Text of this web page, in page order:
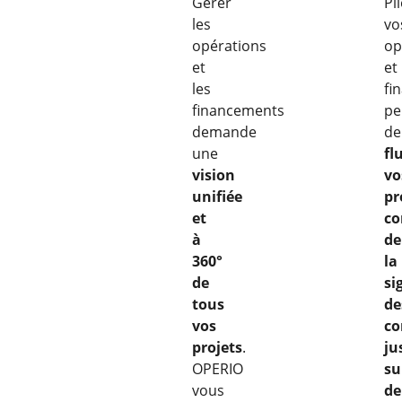
les
opérations
et
les
financements
demande
une
vision
unifiée
et
à
360°
de
tous
vos
projets.
OPERIO
vous
et
de
la
de